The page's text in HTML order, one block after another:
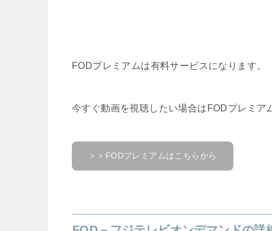
FODプレミアムは有料サービスになります。
今すぐ動画を視聴したい場合はFODプレミア
＞＞FODプレミアムはこちらから